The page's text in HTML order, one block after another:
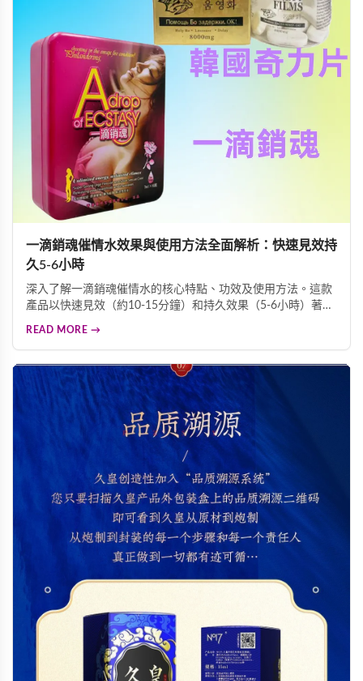
一滴銷魂催情水效果與使用方法全面解析：快速見效持
久5-6小時
深入了解一滴銷魂催情水的核心特點、功效及使用方法。這款
產品以快速見效（約10-15分鐘）和持久效果（5-6小時）著
READ MORE →